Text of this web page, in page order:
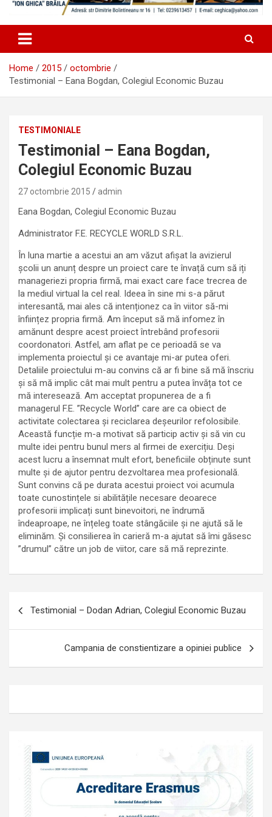
Home 2015
octombrie
Testimonial – Eana Bogdan, Colegiul Economic Buzau
TESTIMONIALE
Testimonial – Eana Bogdan,
Colegiul Economic Buzau
27 octombrie 2015 admin
Eana Bogdan, Colegiul Economic Buzau
Administrator F.E. RECYCLE WORLD S.R.L.
În luna martie a acestui an am văzut afișat la avizierul
școlii un anunț despre un proiect care te învață cum să iți
manageriezi propria firmă, mai exact care face trecrea de
la mediul virtual la cel real. Ideea în sine mi s-a părut
interesantă, mai ales că intenționez ca în viitor să-mi
înființez propria firmă. Am început să mă infomez în
amănunt despre acest proiect întrebând profesorii
coordonatori. Astfel, am aflat pe ce perioadă se va
implementa proiectul și ce avantaje mi-ar putea oferi.
Detaliile proiectului m-au convins că ar fi bine să mă înscriu
și să mă implic cât mai mult pentru a putea învăța tot ce
mă interesează. Am acceptat propunerea de a fi
managerul F.E. ”Recycle World” care are ca obiect de
activitate colectarea și reciclarea deșeurilor refolosibile.
Această funcție m-a motivat să particip activ și să vin cu
multe idei pentru bunul mers al firmei de exercițiu. Deși
acest lucru a însemnat mult efort, beneficiile obținute sunt
multe și de ajutor pentru dezvoltarea mea profesională.
Sunt convins că pe durata acestui proiect voi acumula
toate cunostințele si abilitățile necesare deoarece
profesorii implicați sunt binevoitori, ne îndrumă
îndeaproape, ne înțeleg toate stângăciile și ne ajută să le
eliminăm. Și consilierea în carieră m-a ajutat să îmi găsesc
”drumul” către un job de viitor, care să mă reprezinte.
Testimonial – Dodan Adrian, Colegiul Economic Buzau
Campania de constientizare a opiniei publice